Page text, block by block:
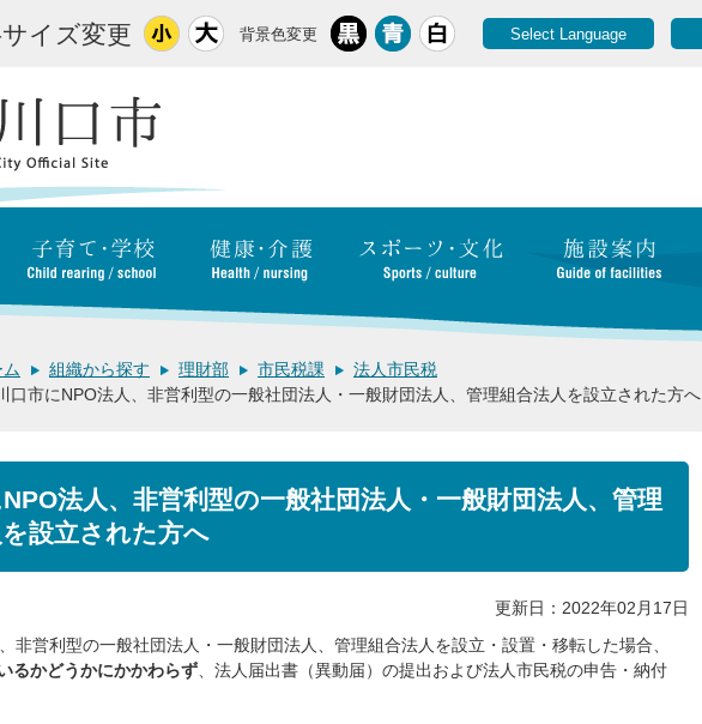
イズ変更 背景色変更 Select Language
ム 組織から探す 理財部 市民税課
法人市民税
口市にNPO法人、非営利型の一般社団法人・一般財団法人、管理組合法人を設立された方へ
法人、非営利型の一般社団法人・一般財団法人、管理
設立された方へ
更新日：2022年02月17日
非営利型の一般社団法人・一般財団法人、管理組合法人を設立・設置・移転した場合、
るかどうかにかかわらず 、法人届出書（異動届）の提出および法人市民税の申告・納付